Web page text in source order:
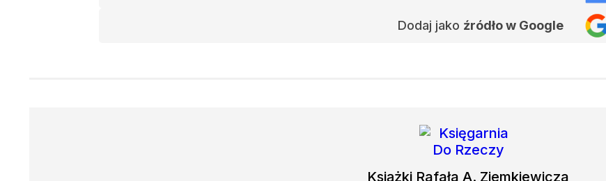
Dodaj jako źródło w Google
Książki Rafała A. Ziemkiewicza